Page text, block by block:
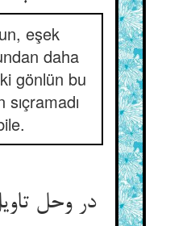
eşek
daha
gönlün bu
sıçramadı
در وحل